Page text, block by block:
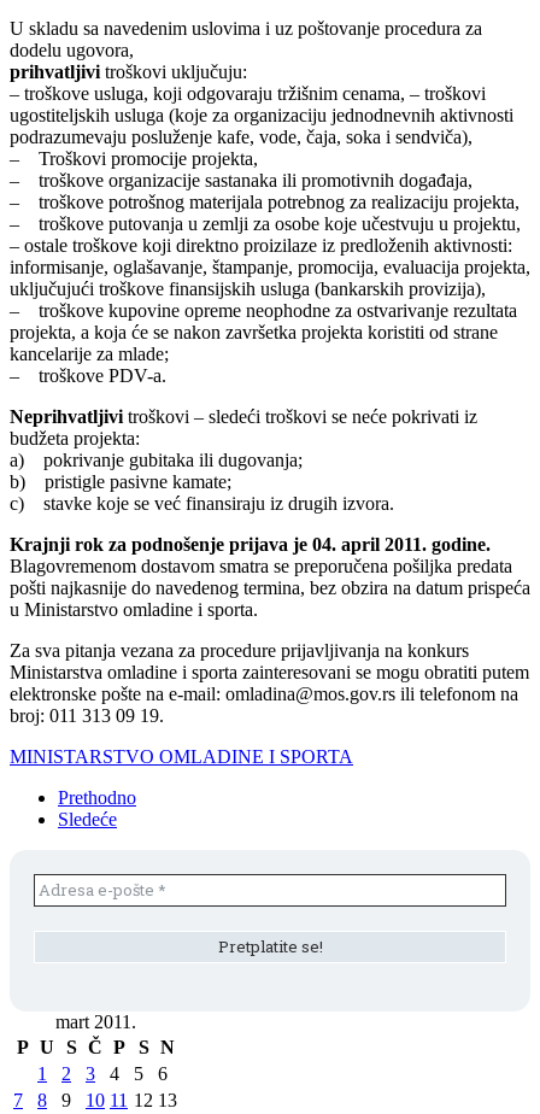
U skladu sa navedenim uslovima i uz poštovanje procedura za
dodelu ugovora,
prihvatljivi troškovi uključuju:
– troškove usluga, koji odgovaraju tržišnim cenama, – troškovi
ugostiteljskih usluga (koje za organizaciju jednodnevnih aktivnosti
podrazumevaju posluženje kafe, vode, čaja, soka i sendviča),
– Troškovi promocije projekta,
– troškove organizacije sastanaka ili promotivnih događaja,
– troškove potrošnog materijala potrebnog za realizaciju projekta,
– troškove putovanja u zemlji za osobe koje učestvuju u projektu,
– ostale troškove koji direktno proizilaze iz predloženih aktivnosti:
informisanje, oglašavanje, štampanje, promocija, evaluacija projekta,
uključujući troškove finansijskih usluga (bankarskih provizija),
– troškove kupovine opreme neophodne za ostvarivanje rezultata
projekta, a koja će se nakon završetka projekta koristiti od strane
kancelarije za mlade;
– troškove PDV-a.
Neprihvatljivi troškovi – sledeći troškovi se neće pokrivati iz
budžeta projekta:
a) pokrivanje gubitaka ili dugovanja;
b) pristigle pasivne kamate;
c) stavke koje se već finansiraju iz drugih izvora.
Krajnji rok za podnošenje prijava je 04. april 2011. godine.
Blagovremenom dostavom smatra se preporučena pošiljka predata
pošti najkasnije do navedenog termina, bez obzira na datum prispeća
u Ministarstvo omladine i sporta.
Za sva pitanja vezana za procedure prijavljivanja na konkurs
Ministarstva omladine i sporta zainteresovani se mogu obratiti putem
elektronske pošte na e-mail: omladina@mos.gov.rs ili telefonom na
broj: 011 313 09 19.
MINISTARSTVO OMLADINE I SPORTA
Prethodno
Sledeće
mart 2011.
P U S Č P S N
1
2 3 4 5
6
7
8 9 10 11 12 13